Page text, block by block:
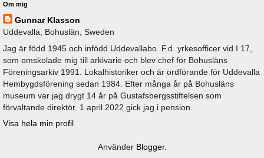
Om mig
Gunnar Klasson
Uddevalla, Bohuslän, Sweden
Jag är född 1945 och infödd Uddevallabo. F.d. yrkesofficer vid I 17,
som omskolade mig till arkivarie och blev chef för Bohusläns
Föreningsarkiv 1991. Lokalhistoriker och är ordförande för Uddevalla
Hembygdsförening sedan 1984. Efter många år på Bohusläns
museum var jag drygt 14 år på Gustafsbergsstiftelsen som
förvaltande direktör. 1 april 2022 gick jag i pension.
Visa hela min profil
Använder Blogger.